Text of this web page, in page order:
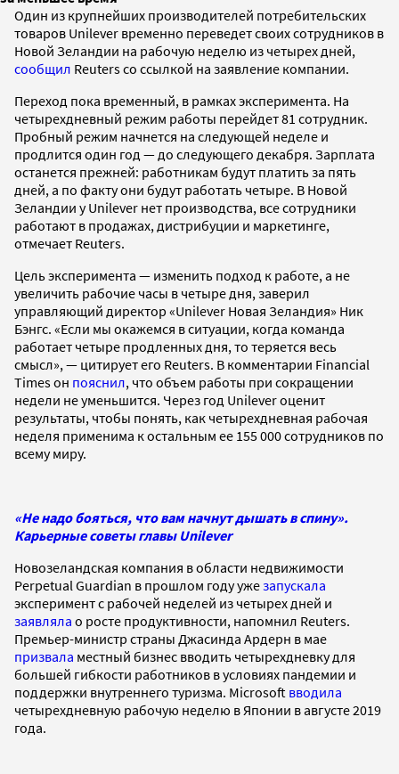
Один из крупнейших производителей потребительских
товаров Unilever временно переведет своих сотрудников в
Новой Зеландии на рабочую неделю из четырех дней,
сообщил Reuters со ссылкой на заявление компании.
Переход пока временный, в рамках эксперимента. На
четырехдневный режим работы перейдет 81 сотрудник.
Пробный режим начнется на следующей неделе и
продлится один год — до следующего декабря. Зарплата
останется прежней: работникам будут платить за пять
дней, а по факту они будут работать четыре. В Новой
Зеландии у Unilever нет производства, все сотрудники
работают в продажах, дистрибуции и маркетинге,
отмечает Reuters.
Цель эксперимента — изменить подход к работе, а не
увеличить рабочие часы в четыре дня, заверил
управляющий директор «Unilever Новая Зеландия» Ник
Бэнгс. «Если мы окажемся в ситуации, когда команда
работает четыре продленных дня, то теряется весь
смысл», — цитирует его Reuters. В комментарии Financial
Times он пояснил, что объем работы при сокращении
недели не уменьшится. Через год Unilever оценит
результаты, чтобы понять, как четырехдневная рабочая
неделя применима к остальным ее 155 000 сотрудников по
всему миру.
«Не надо бояться, что вам начнут дышать в спину».
Карьерные советы главы Unilever
Новозеландская компания в области недвижимости
Perpetual Guardian в прошлом году ужезапускала
эксперимент с рабочей неделей из четырех дней и
заявляла о росте продуктивности, напомнил Reuters.
Премьер-министр страны Джасинда Ардерн в мае
призвала местный бизнес вводить четырехдневку для
большей гибкости работников в условиях пандемии и
поддержки внутреннего туризма. Microsoft вводила
четырехдневную рабочую неделю в Японии в августе 2019
года.